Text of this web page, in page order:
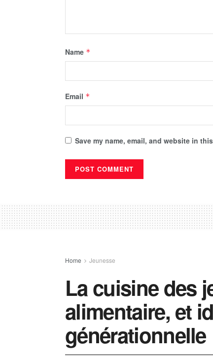
Name *
Email *
Save my name, email, and website in
Home Jeunesse
La cuisine des
alimentaire, et
générationnelle